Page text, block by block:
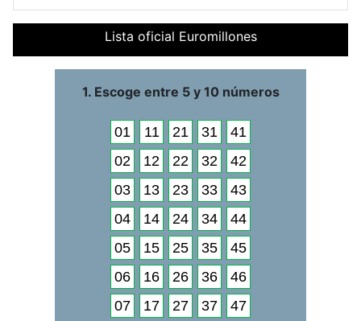
1. Escoge entre 5 y 10 números
01 11 21 31
41
02
12 22 32
42
03
13 23 33
43
04
14 24 34
44
05
15 25 35
45
06
16 26 36
46
07
17 27 37
47
Lista oficial Euromillones